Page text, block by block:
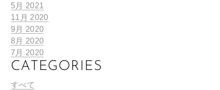
5月 2021
11月 2020
9月 2020
8月 2020
7月 2020
CATEGORIES
すべて